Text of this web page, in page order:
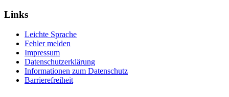
Links
Leichte Sprache
Fehler melden
Impressum
Datenschutzerklärung
Informationen zum Datenschutz
Barrierefreiheit